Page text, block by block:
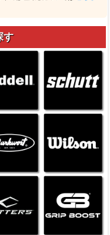
す